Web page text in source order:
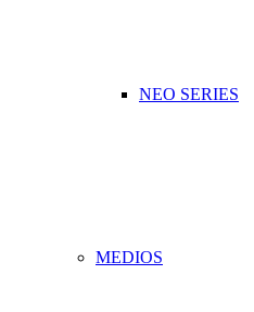
NEO SERIES
MEDIOS